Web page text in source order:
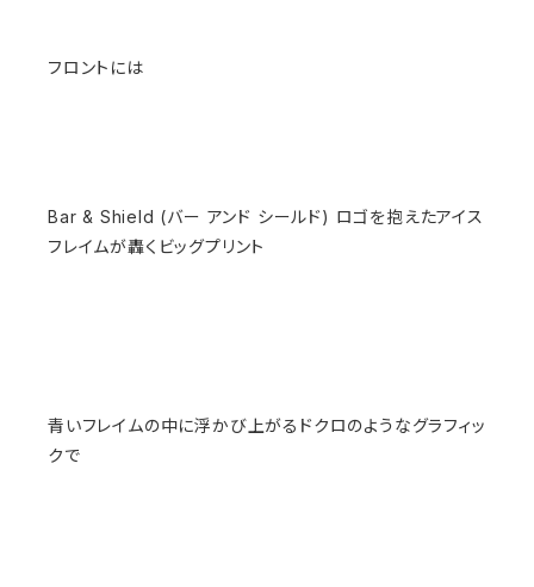
フロントには
Bar & Shield (バー アンド シールド) ロゴを抱えたアイス
フレイムが轟くビッグプリント
青いフレイムの中に浮かび上がるドクロのようなグラフィッ
クで